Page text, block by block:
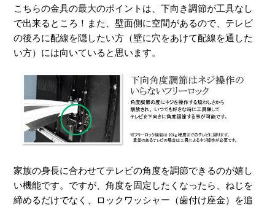
こちらの金具の最大のポイントは、下向き調節が工具なし
で出来るところ！また、壁面側に空間があるので、テレビ
の後ろに配線を隠したい方（壁に穴をあけて配線を通した
い方）には向いていると思います。
家族の身長に合わせてテレビの角度を調節できるのが嬉し
い機能です。ですが、角度を固定したくなったら、ねじを
締めるだけでなく、ロックワッシャー（歯付け座金）を追